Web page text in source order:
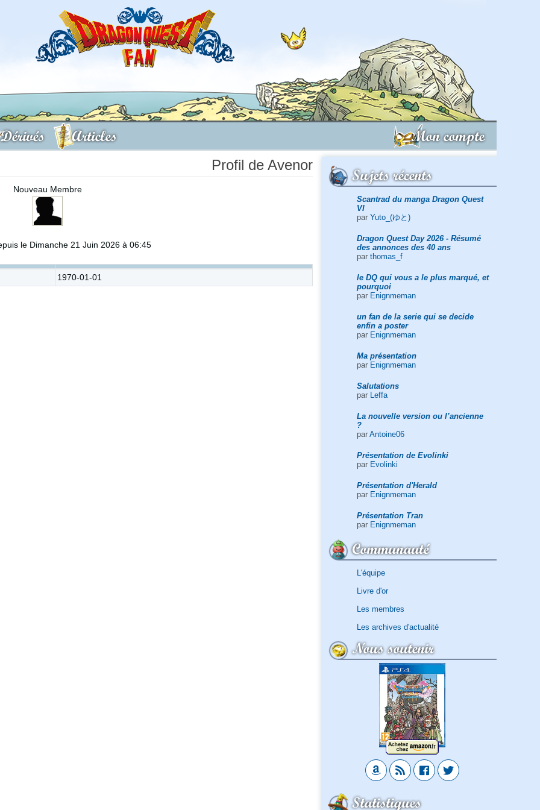
Dérivés Articles Mon compte
Sujets récents
Scantrad du manga Dragon Quest
VI
par Yuto_(ゆと)
Dragon Quest Day 2026 - Résumé
des annonces des 40 ans
par thomas_f
le DQ qui vous a le plus marqué, et
pourquoi
par Enignmeman
un fan de la serie qui se decide
enfin a poster
par Enignmeman
Ma présentation
par Enignmeman
Salutations
par
Leffa
La nouvelle version ou l’ancienne
?
par Antoine06
Présentation de Evolinki
par Evolinki
Présentation d'Herald
par Enignmeman
Présentation Tran
par Enignmeman
Communauté
L'équipe
Livre d'or
Les membres
Les archives d'actualité
Nous soutenir
Statistiques
Profil de Avenor
Nouveau Membre
le Dimanche 21 Juin 2026 à 06:45
1970-01-01